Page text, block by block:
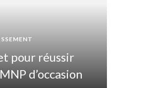
pour réussir
d’occasion